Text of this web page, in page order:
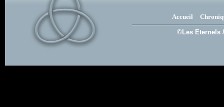
Accueil
©Les Eternels